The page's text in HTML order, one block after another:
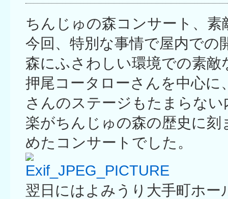
ちんじゅの森コンサート、素
今回、特別な事情で屋内で
森にふさわしい環境での素
押尾コータローさんを中心
さんのステージもたまらな
楽がちんじゅの森の歴史に
めたコンサートでした。
翌日にはよみうり大手町ホ